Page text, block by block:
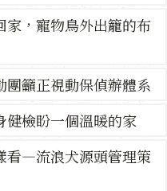
家，寵物鳥外出籠的布
籲正視動保偵辦體系
健檢盼一個溫暖的家
看—流浪犬源頭管理策